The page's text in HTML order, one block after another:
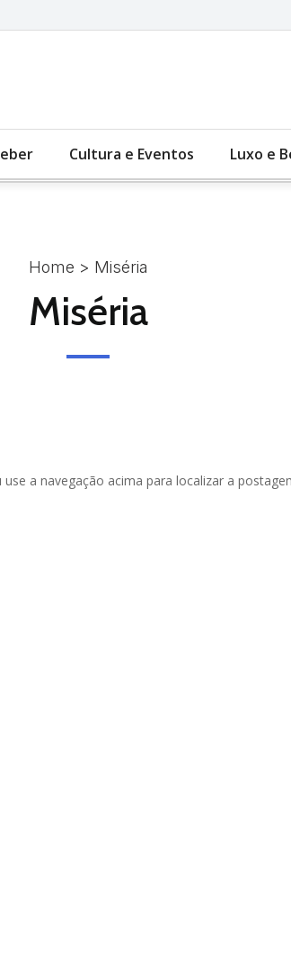
Cultura e Eventos Luxo e
Home > Miséria
Miséria
a navegação acima para localizar a